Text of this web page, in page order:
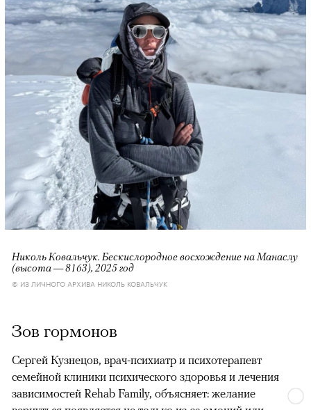
Николь Ковальчук. Бескислородное восхождение на Манаслу
(высота — 8163), 2025 год
© ИЗ ЛИЧНОГО АРХИВА НИКОЛЬ КОВАЛЬЧУК
Зов гормонов
Сергей Кузнецов, врач-психиатр и психотерапевт
семейной клиники психического здоровья и лечения
зависимостей Rehab Family, объясняет: желание